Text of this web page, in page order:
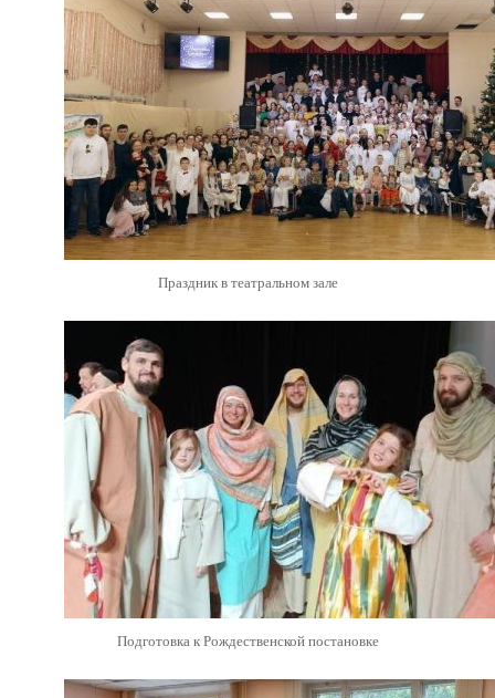
Праздник в театральном зале
Подготовка к Рождественской постановке